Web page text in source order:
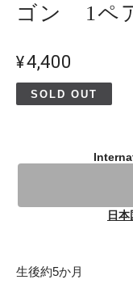
ゴン 1ペ
¥4,400
SOLD OUT
日
生後約5か月